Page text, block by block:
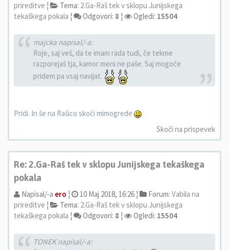
prireditve ¦ Tema: 2.Ga-Raš tek v sklopu Junijskega
tekaškega pokala ¦ Odgovori: 8 ¦ Ogledi: 15504
majcka napisal/-a:
Roje, saj veš, da te imam rada tudi, če tekme
razporejaš tja, kamor meni ne paše. Saj mogoče
pridem pa vsaj navijat.
Pridi. In še na Rašico skoči mimogrede
Skoči na prispevek
Re: 2.Ga-Raš tek v sklopu Junijskega tekaškega
pokala
Napisal/-a ero ¦ 10 Maj 2018, 16:26 ¦ Forum: Vabila na
prireditve ¦ Tema: 2.Ga-Raš tek v sklopu Junijskega
tekaškega pokala ¦ Odgovori: 8 ¦ Ogledi: 15504
TONEK napisal/-a: